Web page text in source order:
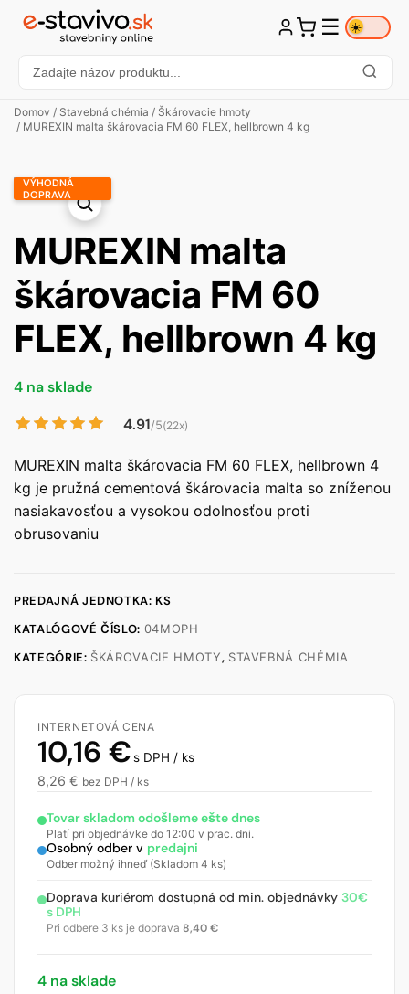
☰ ☀️
Domov / Stavebná chémia / Škárovacie hmoty
/ MUREXIN malta škárovacia FM 60 FLEX, hellbrown 4 kg
VÝHODNÁ
DOPRAVA
MUREXIN malta
škárovacia FM 60
FLEX, hellbrown 4 kg
4 na sklade
4.91/5(22x)
MUREXIN malta škárovacia FM 60 FLEX, hellbrown 4
kg je pružná cementová škárovacia malta so zníženou
nasiakavosťou a vysokou odolnosťou proti
obrusovaniu
PREDAJNÁ JEDNOTKA: KS
KATALÓGOVÉ ČÍSLO: 04MOPH
KATEGÓRIE: ŠKÁROVACIE HMOTY, STAVEBNÁ CHÉMIA
INTERNETOVÁ CENA
10,16 €s DPH / ks
8,26 € bez DPH / ks
Tovar skladom odošleme ešte dnes
Platí pri objednávke do 12:00 v prac. dni.
Osobný odber v predajni
Odber možný ihneď (Skladom 4 ks)
Doprava kuriérom dostupná od min. objednávky 30€
s DPH
Pri odbere 3 ks je doprava 8,40€
4 na sklade